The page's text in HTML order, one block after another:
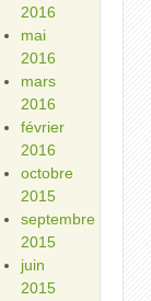
2016
mai
2016
mars
2016
février
2016
octobre
2015
septembre
2015
juin
2015